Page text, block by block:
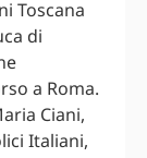
Toscana
di
a Roma.
Ciani,
Italiani,